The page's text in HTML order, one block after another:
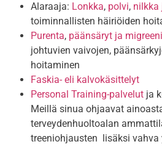
Alaraaja: Lonkka, polvi, nilkka
toiminnallisten häiriöiden
Purenta, päänsäryt ja migreeni
johtuvien vaivojen,
hoitaminen
Faskia- eli kalvokäsittelyt
Personal Training-palvelut ja
Meillä sinua ohjaavat
terveydenhuoltoalan
treeniohjausten lisäksi